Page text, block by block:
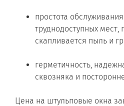
простота
труднодоступных мест,
скапливается пыль и
герметичность,
сквозняка и
Цена на штульповые окна